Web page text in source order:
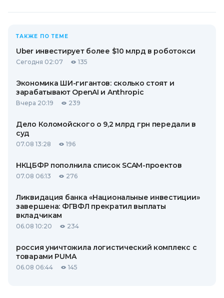
ТАКЖЕ ПО ТЕМЕ
Uber инвестирует более $10 млрд в роботокси
Сегодня 02:07 135
Экономика ШИ-гигантов: сколько стоят и
зарабатывают OpenAI и Anthropic
Вчера 20:19 239
Дело Коломойского о 9,2 млрд грн передали в
суд
07.08 13:28 196
НКЦБФР пополнила список SCAM-проектов
07.08 06:13 276
Ликвидация банка «Национальные инвестиции»
завершена: ФГВФЛ прекратил выплаты
вкладчикам
06.08 10:20 234
россия уничтожила логистический комплекс с
товарами PUMA
06.08 06:44 145